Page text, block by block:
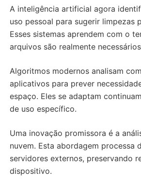
A inteligência artificial agora
uso pessoal para sugerir limpezas
Esses sistemas aprendem com o
arquivos são realmente
Algoritmos modernos analisam
aplicativos para prever
espaço. Eles se adaptam
de uso específico.
Uma inovação promissora é a
nuvem. Esta abordagem processa
servidores externos, preservando
dispositivo.